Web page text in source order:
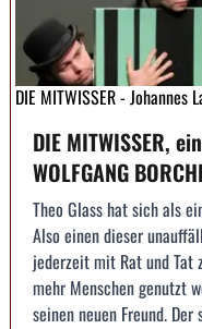
DIE MITWISSER - Johannes
DIE MITWISSER,
WOLFGANG
Theo Glass hat sich als
Also einen dieser
jederzeit mit Rat und Tat
mehr Menschen genutzt
seinen neuen Freund.